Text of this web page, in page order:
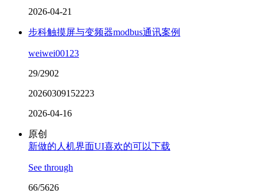
2026-04-21
步科触摸屏与变频器modbus通讯案例
weiwei00123
29/2902
20260309152223
2026-04-16
原创
新做的人机界面UI喜欢的可以下载
See through
66/5626